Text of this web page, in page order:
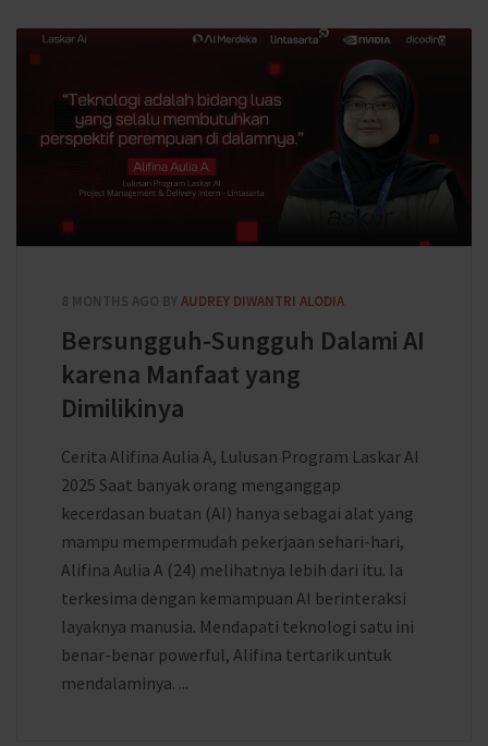
8 MONTHS AGO BY AUDREY DIWANTRI ALODIA
Bersungguh-Sungguh Dalami AI
karena Manfaat yang
Dimilikinya
Cerita Alifina Aulia A, Lulusan Program Laskar AI
2025 Saat banyak orang menganggap
kecerdasan buatan (AI) hanya sebagai alat yang
mampu mempermudah pekerjaan sehari-hari,
Alifina Aulia A (24) melihatnya lebih dari itu. Ia
terkesima dengan kemampuan AI berinteraksi
layaknya manusia. Mendapati teknologi satu ini
benar-benar powerful, Alifina tertarik untuk
mendalaminya. ...